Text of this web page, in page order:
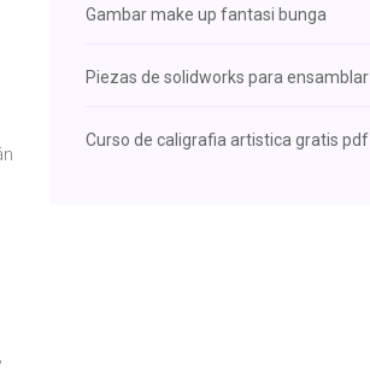
Gambar make up fantasi bunga
Piezas de solidworks para ensamblar
Curso de caligrafia artistica gratis pdf